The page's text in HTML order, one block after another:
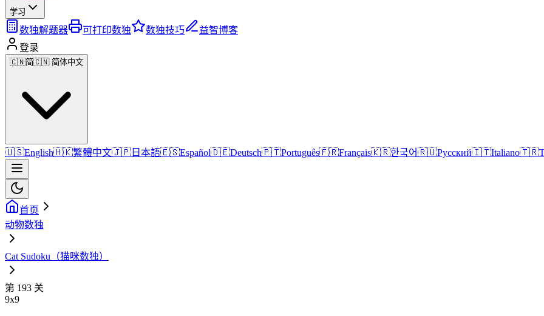
学习
数独解题器 可打印数独 数独技巧
益智博客
登录
🇨🇳简🇨🇳 简体中文
🇺🇸English🇭🇰繁體中文🇯🇵 日本語🇪🇸Español🇩🇪Deutsch🇵🇹Português🇫🇷Français🇰🇷한국어🇷🇺Русский🇮🇹Italiano🇹🇷
首页
动物数独
Cat Sudoku（猫咪数独）
第 193 关
9x9